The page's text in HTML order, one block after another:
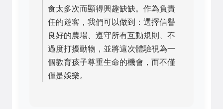
食太多次而顯得興趣缺缺。作為負責
任的遊客，我們可以做到：選擇信譽
良好的農場、遵守所有互動規則、不
過度打擾動物，並將這次體驗視為一
個教育孩子尊重生命的機會，而不僅
僅是娛樂。